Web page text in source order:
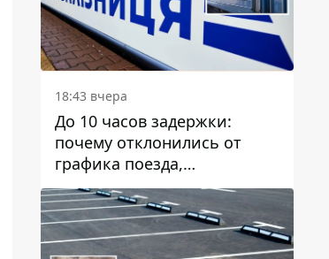
18:43 вчера
До 10 часов задержки:
почему отклонились от
графика поезда,
курсирующие через Днепр
и область